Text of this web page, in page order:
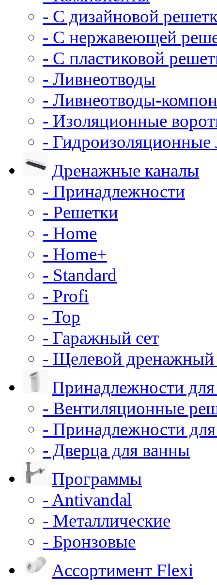
- С дизайновой
- С нержавеющей
- С пластиковой
- Ливнеотводы
- Ливнеотводы-
- Изоляционные
- Гидроизоляционные
Дренажные каналы
- Принадлежности
- Решетки
- Home
- Home+
- Standard
- Profi
- Top
- Гаражный сет
- Щелевой дренажный
Принадлежности для
- Вентиляционные
- Принадлежности
- Дверца для ванны
Программы
- Antivandal
- Металлические
- Бронзовые
Ассортимент Flexi